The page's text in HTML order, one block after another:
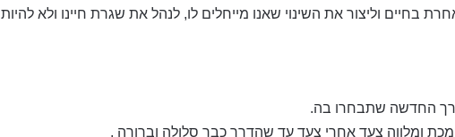
בחיים וליצור את השינוי שאנו מייחלים לו, לנהל את שגרת חיינו ולא להיות
החדשה שתבחרו בה.
ומלווה צעד אחרי צעד עד שהדרך כבר סלולה וברורה .